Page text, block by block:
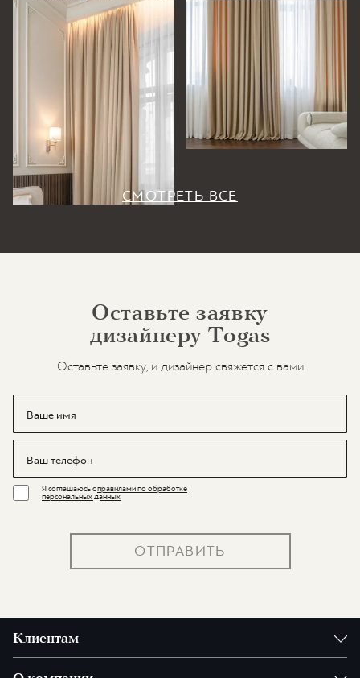
СМОТРЕТЬ ВСЕ
Оставьте заявку
дизайнеру Togas
Оставьте заявку, и дизайнер свяжется с вами
Я соглашаюсь справилами по обработке
персональных данных
ОТПРАВИТЬ
Клиентам